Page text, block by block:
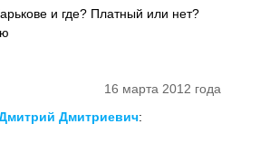
и где? Платный или нет?
16 марта 2012 года
Дмитриевич: